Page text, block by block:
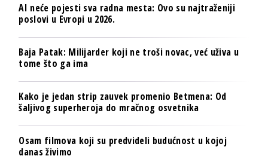
AI neće pojesti sva radna mesta: Ovo su najtraženiji
poslovi u Evropi u 2026.
Baja Patak: Milijarder koji ne troši novac, već uživa u
tome što ga ima
Kako je jedan strip zauvek promenio Betmena: Od
šaljivog superheroja do mračnog osvetnika
Osam filmova koji su predvideli budućnost u kojoj
danas živimo